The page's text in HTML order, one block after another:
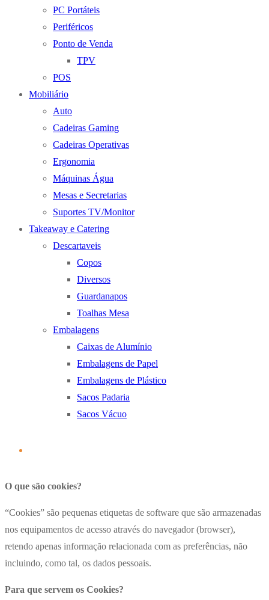
PC Portáteis
Periféricos
Ponto de Venda
TPV
POS
Mobiliário
Auto
Cadeiras Gaming
Cadeiras Operativas
Ergonomia
Máquinas Água
Mesas e Secretarias
Suportes TV/Monitor
Takeaway e Catering
Descartaveis
Copos
Diversos
Guardanapos
Toalhas Mesa
Embalagens
Caixas de Alumínio
Embalagens de Papel
Embalagens de Plástico
Sacos Padaria
Sacos Vácuo
O que são cookies?
“Cookies” são pequenas etiquetas de software que são armazenadas
nos equipamentos de acesso através do navegador (browser),
retendo apenas informação relacionada com as preferências, não
incluindo, como tal, os dados pessoais.
Para que servem os Cookies?